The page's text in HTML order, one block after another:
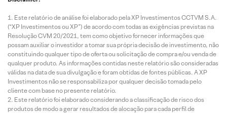
Este relatório de análise foi elaborado pela XP Investimentos CCTVM S.A.
(“XP Investimentos ou XP”) de acordo com todas as exigências previstas na
Resolução CVM 20/2021, tem como objetivo fornecer informações que
possam auxiliar o investidor a tomar sua própria decisão de investimento, não
constituindo qualquer tipo de oferta ou solicitação de compra e/ou venda de
qualquer produto. As informações contidas neste relatório são consideradas
válidas na data de sua divulgação e foram obtidas de fontes públicas. A XP
Investimentos não se responsabiliza por qualquer decisão tomada pelo
cliente com base no presente relatório.
Este relatório foi elaborado considerando a classificação de risco dos
produtos de modo a gerar resultados de alocação para cada perfil de